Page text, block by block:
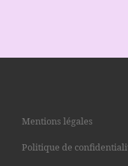
Mentions légales
Politique de